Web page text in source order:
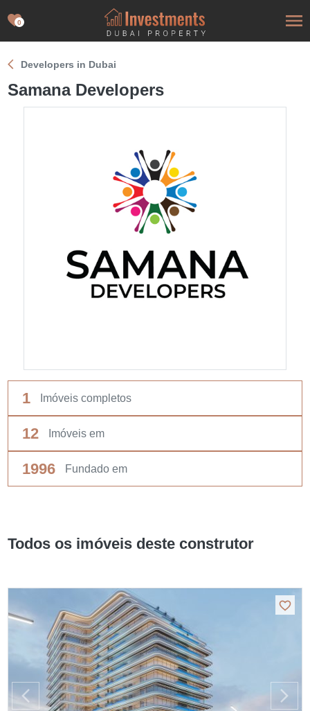
0
Developers in Dubai
Samana Developers
1 Imóveis completos
12 Imóveis em
1996 Fundado em
Todos os imóveis deste construtor